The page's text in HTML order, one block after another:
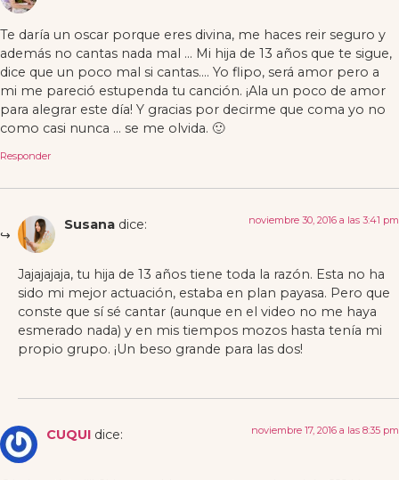
Te daría un oscar porque eres divina, me haces reir seguro y
además no cantas nada mal … Mi hija de 13 años que te sigue,
dice que un poco mal si cantas…. Yo flipo, será amor pero a
mi me pareció estupenda tu canción. ¡Ala un poco de amor
para alegrar este día! Y gracias por decirme que coma yo no
como casi nunca … se me olvida. 🙂
Responder
Susana dice: noviembre 30, 2016 a las 3:41 pm
Jajajajaja, tu hija de 13 años tiene toda la razón. Esta no ha
sido mi mejor actuación, estaba en plan payasa. Pero que
conste que sí sé cantar (aunque en el video no me haya
esmerado nada) y en mis tiempos mozos hasta tenía mi
propio grupo. ¡Un beso grande para las dos!
CUQUI dice: noviembre 17, 2016 a las 8:35 pm